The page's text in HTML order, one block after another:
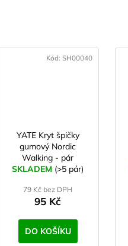
YATE Kryt špičky
gumový Nordic
Walking - pár
SKLADEM (>5 pár)
79 Kč bez DPH
95 Kč
DO KOŠÍKU
Kód:SH00040